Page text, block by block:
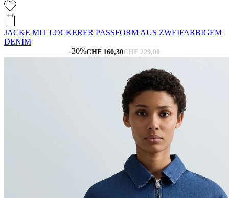
JACKE MIT LOCKERER PASSFORM AUS ZWEIFARBIGEM
DENIM
CHF 229,00
CHF 160,30
-30%